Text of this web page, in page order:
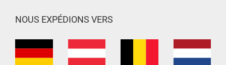
NOUS EXPÉDIONS VERS